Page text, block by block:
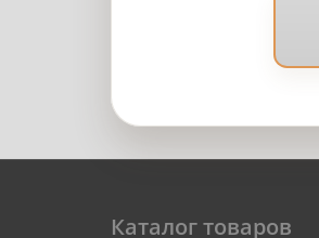
Каталог товаров